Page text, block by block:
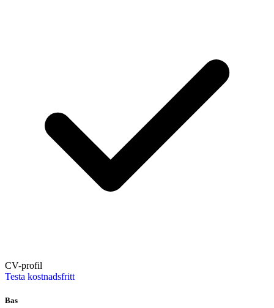
CV-profil
Testa kostnadsfritt
Bas